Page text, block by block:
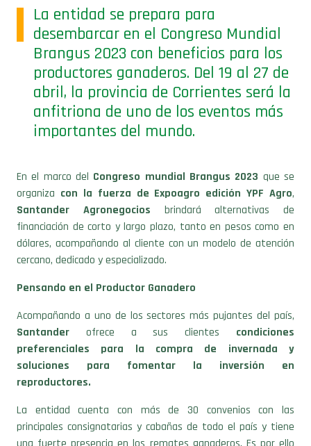
desembarcar en el Congreso Mundial
Brangus 2023 con beneficios para los
productores ganaderos. Del 19 al 27 de
abril, la provincia de Corrientes será la
anfitriona de uno de los eventos más
importantes del mundo.
organizacon la fuerza de Expoagro edición YPF Agro,
Santander Agronegocios brindará alternativas de
financiación de corto y largo plazo, tanto en pesos como en
dólares, acompañando al cliente con un modelo de atención
cercano, dedicado y especializado.
Pensando en el Productor Ganadero
Acompañando a uno de los sectores más pujantes del país,
Santanderofrece a sus clientescondiciones
preferenciales para la compra de invernada y
soluciones para fomentar la inversión en
reproductores.
La entidad cuenta con más de 30 convenios con las
principales consignatarias y cabañas de todo el país y tiene
una fuerte presencia en los remates ganaderos. Es por ello
que se podráfinanciar hacienda con tarjeta Santander